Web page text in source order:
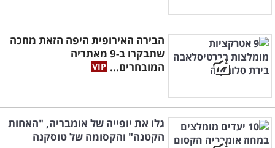
הבירה האירופית היפה הזאת מחכה
שתבקרו ב-9 מאתריה
המובחרים...
גלו את יופייה של אומבריה, "האחות
הקטנה" והקסומה של טוסקנה